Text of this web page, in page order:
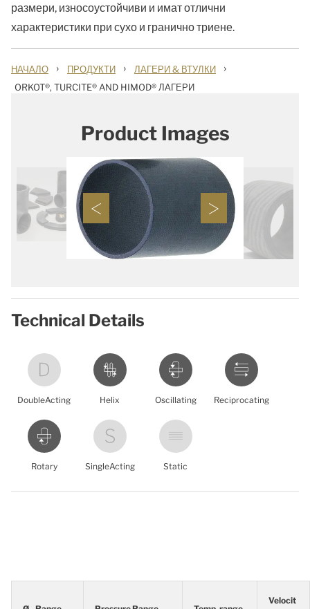
размери, износоустойчиви и имат отлични
характеристики при сухо и гранично триене.
НАЧАЛО › ПРОДУКТИ › ЛАГЕРИ & ВТУЛКИ ›
ORKOT®, TURCITE® AND HIMOD® ЛАГЕРИ
Product Images
Technical Details
DoubleActing Helix Oscillating Reciprocating
Rotary SingleActing Static
Velocit